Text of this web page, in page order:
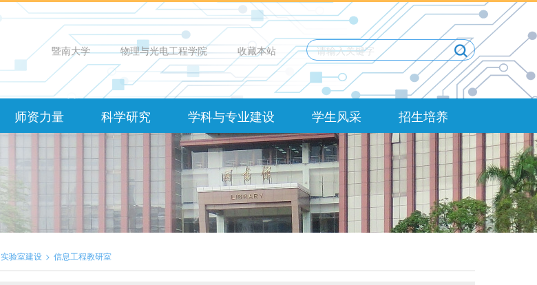
暨南大学 物理与光电工程学院 收藏本站
师资力量 科学研究 学科与专业建设 学生风采 招生培养
实验室建设 > 信息工程教研室